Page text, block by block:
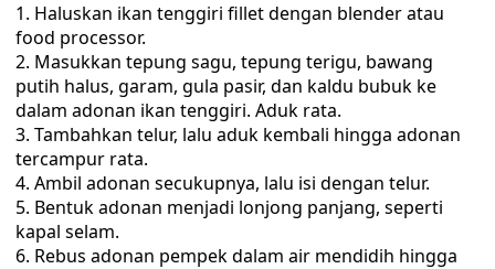
Haluskan ikan tenggiri fillet dengan blender atau
food processor.
Masukkan tepung sagu, tepung terigu, bawang
putih halus, garam, gula pasir, dan kaldu bubuk ke
dalam adonan ikan tenggiri. Aduk rata.
Tambahkan telur, lalu aduk kembali hingga adonan
tercampur rata.
Ambil adonan secukupnya, lalu isi dengan telur.
Bentuk adonan menjadi lonjong panjang, seperti
kapal selam.
Rebus adonan pempek dalam air mendidih hingga